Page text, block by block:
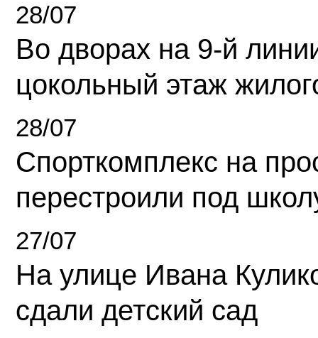
28/07
Во дворах на 9-й
цокольный этаж
28/07
Спорткомплекс на
перестроили под
27/07
На улице Ивана
сдали детский сад